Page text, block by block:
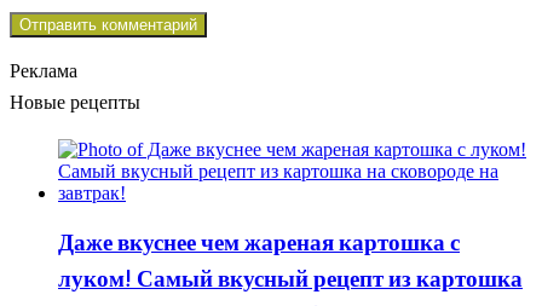
Реклама
Новые рецепты
Даже вкуснее чем жареная картошка с
луком! Самый вкусный рецепт из картошка